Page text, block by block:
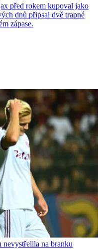
před rokem kupoval jako
dnů připsal dvě trapné
zápase.
na branku